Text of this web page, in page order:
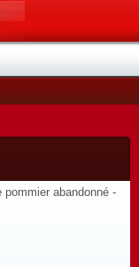
pommier abandonné -